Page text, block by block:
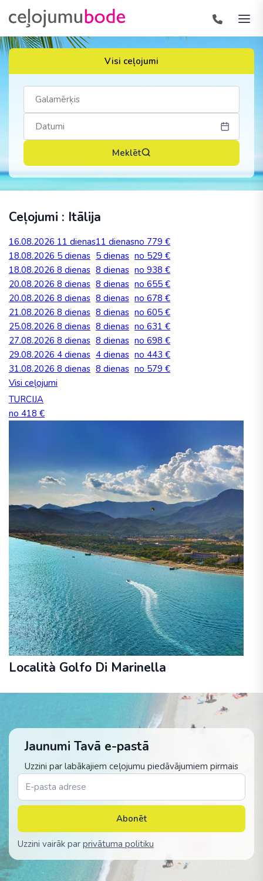
Visi ceļojumi
Meklēt
Ceļojumi : Itālija
16.08.2026 11 dienas11 dienasno 779 €
18.08.2026 5 dienas 5 dienas no 529 €
18.08.2026 8 dienas 8 dienas no 938 €
20.08.2026 8 dienas 8 dienas no 655 €
20.08.2026 8 dienas 8 dienas no 678 €
21.08.2026 8 dienas 8 dienas no 605 €
25.08.2026 8 dienas 8 dienas no 631 €
27.08.2026 8 dienas 8 dienas no 698 €
29.08.2026 4 dienas 4 dienas no 443 €
31.08.2026 8 dienas 8 dienas no 579 €
Visi ceļojumi
TURCIJA
no 418 €
Località Golfo Di Marinella
Jaunumi Tavā e-pastā
Uzzini par labākajiem ceļojumu piedāvājumiem pirmais
Abonēt
Uzzini vairāk par privātuma politiku